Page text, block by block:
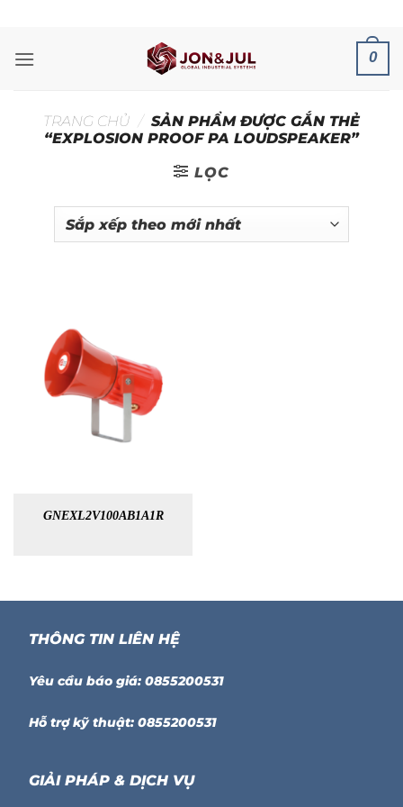
nội
0
TRANG CHỦ / SẢN PHẨM ĐƯỢC GẮN THẺ
“EXPLOSION PROOF PA LOUDSPEAKER”
LỌC
GNEXL2V100AB1A1R
THÔNG TIN LIÊN HỆ
Yêu cầu báo giá: 0855200531
Hỗ trợ kỹ thuật: 0855200531
GIẢI PHÁP & DỊCH VỤ